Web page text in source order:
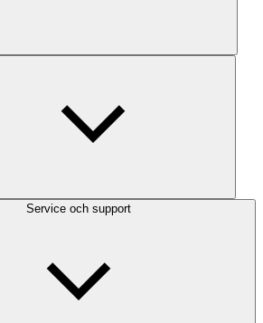
Service och support